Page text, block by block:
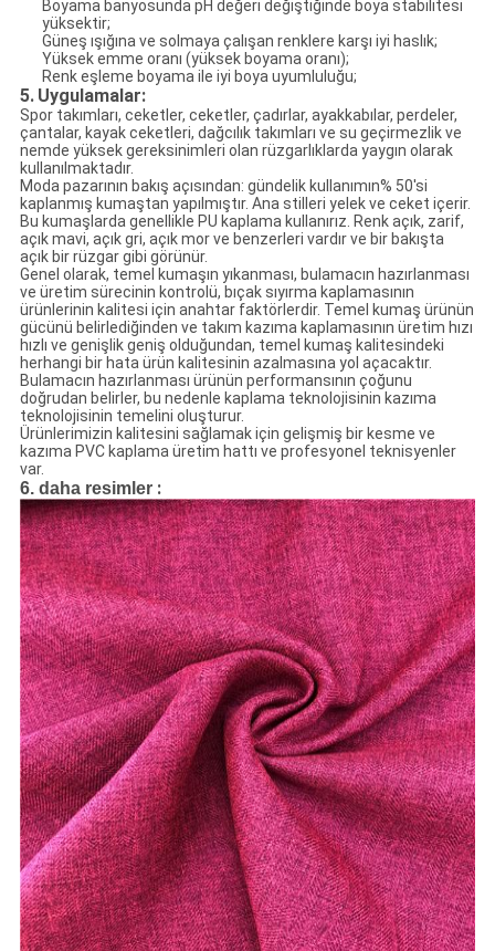
Boyama banyosunda pH değeri değiştiğinde boya stabilitesi
yüksektir;
Güneş ışığına ve solmaya çalışan renklere karşı iyi haslık;
Yüksek emme oranı (yüksek boyama oranı);
Renk eşleme boyama ile iyi boya uyumluluğu;
5. Uygulamalar:
Spor takımları, ceketler, ceketler, çadırlar, ayakkabılar, perdeler,
çantalar, kayak ceketleri, dağcılık takımları ve su geçirmezlik ve
nemde yüksek gereksinimleri olan rüzgarlıklarda yaygın olarak
kullanılmaktadır.
Moda pazarının bakış açısından: gündelik kullanımın% 50'si
kaplanmış kumaştan yapılmıştır. Ana stilleri yelek ve ceket içerir.
Bu kumaşlarda genellikle PU kaplama kullanırız. Renk açık, zarif,
açık mavi, açık gri, açık mor ve benzerleri vardır ve bir bakışta
açık bir rüzgar gibi görünür.
Genel olarak, temel kumaşın yıkanması, bulamacın hazırlanması
ve üretim sürecinin kontrolü, bıçak sıyırma kaplamasının
ürünlerinin kalitesi için anahtar faktörlerdir. Temel kumaş ürünün
gücünü belirlediğinden ve takım kazıma kaplamasının üretim hızı
hızlı ve genişlik geniş olduğundan, temel kumaş kalitesindeki
herhangi bir hata ürün kalitesinin azalmasına yol açacaktır.
Bulamacın hazırlanması ürünün performansının çoğunu
doğrudan belirler, bu nedenle kaplama teknolojisinin kazıma
teknolojisinin temelini oluşturur.
Ürünlerimizin kalitesini sağlamak için gelişmiş bir kesme ve
kazıma PVC kaplama üretim hattı ve profesyonel teknisyenler
var.
6. daha resimler: